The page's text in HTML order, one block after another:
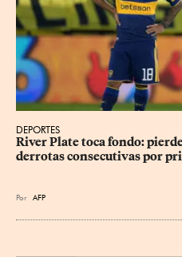
DEPORTES
River Plate toca fondo:
derrotas consecutivas por
Por AFP